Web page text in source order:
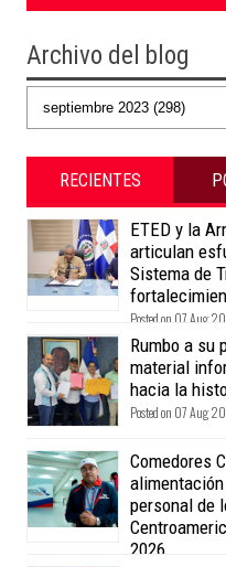
Archivo del blog
RECIENTES
ETED y la
articulan
Sistema de
Posted on 07 Aug
Rumbo a su
material
hacia la
Posted on 07 Aug
Comedores
personal de
2026